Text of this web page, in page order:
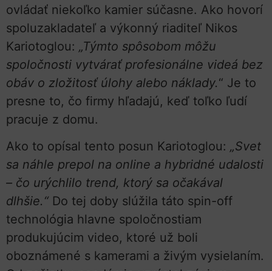
ovládať niekoľko kamier súčasne. Ako hovorí
spoluzakladateľ a výkonný riaditeľ Nikos
Kariotoglou: „Týmto spôsobom môžu
spoločnosti vytvárať profesionálne videá bez
obáv o zložitosť úlohy alebo náklady.“ Je to
presne to, čo firmy hľadajú, keď toľko ľudí
pracuje z domu.
Ako to opísal tento posun Kariotoglou: „Svet
sa náhle prepol na online a hybridné udalosti
– čo urýchlilo trend, ktorý sa očakával
dlhšie.“ Do tej doby slúžila táto spin-off
technológia hlavne spoločnostiam
produkujúcim video, ktoré už boli
oboznámené s kamerami a živým vysielaním.